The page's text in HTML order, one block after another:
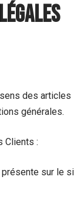
des
générales.
Clients :
sur le